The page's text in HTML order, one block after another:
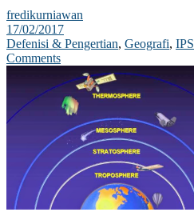
fredikurniawan
17/02/2017
Defenisi & Pengertian, Geografi, IPS
Comments